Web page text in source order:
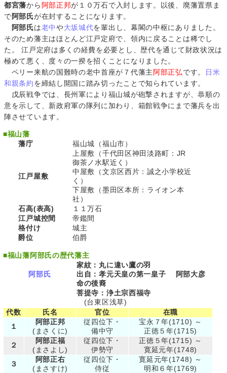
都宮藩から 阿部正邦が１０万石で入封します。以後、廃藩置県ま
で阿部氏が在封することになります。
阿部氏は老中や大坂城代を輩出し、幕閣の中枢にありました。
そのため藩主はほとんど江戸定府で、領内に戻ることは稀でし
た。 江戸定府は多くの経費を必要とし、歴代を通じて財政状況は
極めて悪く、度々の一揆を招くことになりました。
ペリー来航の国難時の老中首座が７代藩主 阿部正弘です。
日米
和親条約を締結し開国に踏み切ったことで知られています。
戊辰戦争では、長州軍により福山城が砲撃されますが、恭順の
意を示して、新政府軍の隊列に加わり、箱館戦争にまで藩兵を出
陣させています。
■福山藩
藩庁
福山城（福山市）
江戸屋敷
上屋敷（千代田区神田淡路町：JR
御茶ノ水駅近く）
中屋敷（文京区西片：誠之小学校近
く）
下屋敷（墨田区本所：ライオン本
社）
石高(表高)
１１万石
江戸城控間
帝鑑間
格付け
城主
爵位
伯爵
■福山藩阿部氏の歴代藩主
阿部氏
家紋：丸に違い鷹の羽
出自：孝元天皇の第一皇子 阿部大彦
命の後裔
菩提寺：浄土宗西福寺
(台東区浅草)
代数
氏名 官位
在職
１
阿部正邦
(まさくに)
従四位下・
備中守
宝永７年(1710) ～
正徳５年(1715)
２
阿部正福
(まさよし)
従四位下・
伊勢守
正徳５年(1715) ～
寛延元年(1748)
３
阿部正右
(まさすけ)
従四位下・
侍従
寛延元年(1748) ～
明和６年(1769)